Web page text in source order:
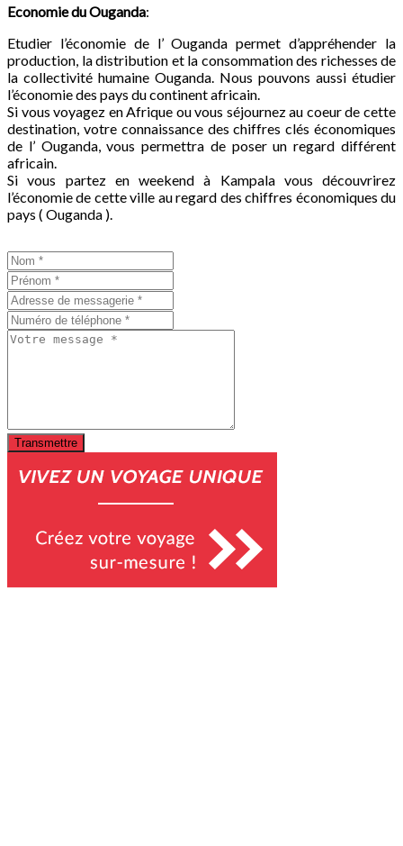
Economie duOuganda:
Etudier l’économie de l’ Ouganda permet d’appréhender la
production, la distribution et la consommation des richesses de
la collectivité humaine Ouganda. Nous pouvons aussi étudier
l’économie des pays du continent africain.
Si vous voyagez en Afrique ou vous séjournez au coeur de cette
destination, votre connaissance des chiffres clés économiques
de l’ Ouganda, vous permettra de poser un regard différent
africain.
Si vous partez en weekend à Kampala vous découvrirez
l’économie de cette ville au regard des chiffres économiques du
pays ( Ouganda ).